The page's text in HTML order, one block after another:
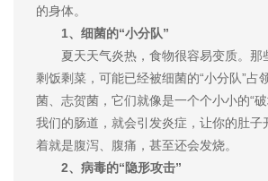
的身体。
1、细菌的“小分队”
夏天天气炎热，食物很容易变质。那
剩饭剩菜，可能已经被细菌的“小分队”占
菌、志贺菌，它们就像是一个个小小的“
我们的肠道，就会引发炎症，让你的肚子
着就是腹泻、腹痛，甚至还会发烧。
2、病毒的“隐形攻击”